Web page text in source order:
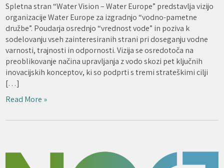
Spletna stran “Water Vision – Water Europe” predstavlja vizijo
organizacije Water Europe za izgradnjo “vodno-pametne
družbe”. Poudarja osrednjo “vrednost vode” in poziva k
sodelovanju vseh zainteresiranih strani pri doseganju vodne
varnosti, trajnosti in odpornosti. Vizija se osredotoča na
preoblikovanje načina upravljanja z vodo skozi pet ključnih
inovacijskih konceptov, ki so podprti s tremi strateškimi cilji
[…]
Read More »